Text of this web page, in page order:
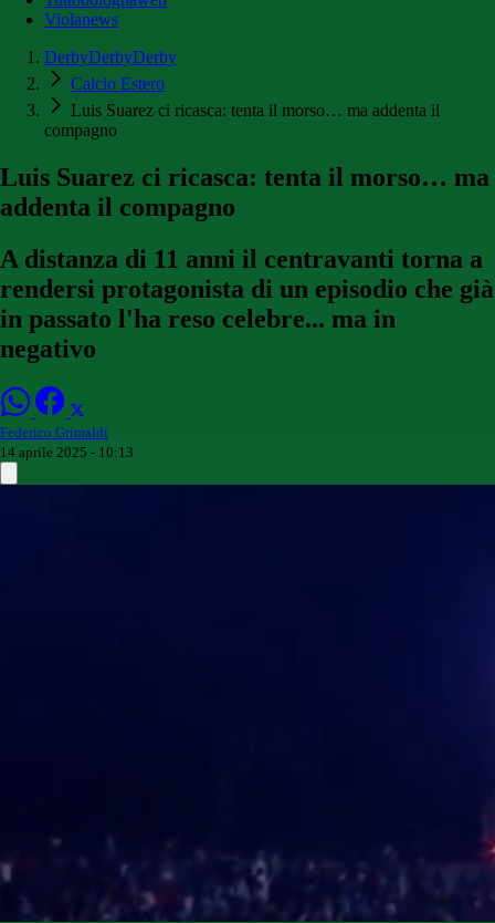
Violanews
DerbyDerbyDerby
Calcio Estero
Luis Suarez ci ricasca: tenta il morso… ma addenta il
compagno
Luis Suarez ci ricasca: tenta il morso… ma
addenta il compagno
A distanza di 11 anni il centravanti torna a
rendersi protagonista di un episodio che già
in passato l'ha reso celebre... ma in
negativo
Federico Grimaldi
14 aprile 2025 - 10:13